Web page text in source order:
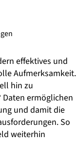
effektives und
Aufmerksamkeit.
hin zu
ermöglichen
und damit die
So
weiterhin